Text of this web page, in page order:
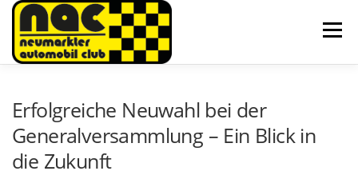
Zum
springen
Menü
GALERIE TEAM
Erfolgreiche Neuwahl bei der
Generalversammlung – Ein Blick in
die Zukunft